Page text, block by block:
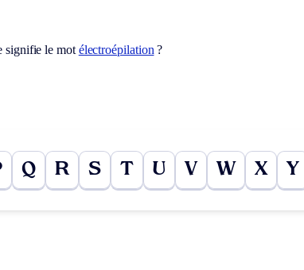
signifie le mot électroépilation ?
Q R S T U V W X Y